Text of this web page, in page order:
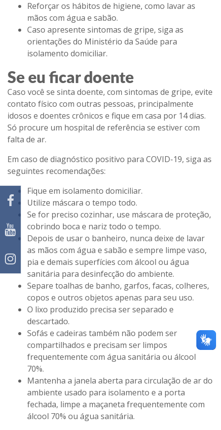
Reforçar os hábitos de higiene, como lavar as
mãos com água e sabão.
Caso apresente sintomas de gripe, siga as
orientações do Ministério da Saúde para
isolamento domiciliar.
Se eu ficar doente
Caso você se sinta doente, com sintomas de gripe, evite
contato físico com outras pessoas, principalmente
idosos e doentes crônicos e fique em casa por 14 dias.
Só procure um hospital de referência se estiver com
falta de ar.
Em caso de diagnóstico positivo para COVID-19, siga as
seguintes recomendações:
Fique em isolamento domiciliar.
Utilize máscara o tempo todo.
Se for preciso cozinhar, use máscara de proteção,
cobrindo boca e nariz todo o tempo.
Depois de usar o banheiro, nunca deixe de lavar
as mãos com água e sabão e sempre limpe vaso,
pia e demais superfícies com álcool ou água
sanitária para desinfecção do ambiente.
Separe toalhas de banho, garfos, facas, colheres,
copos e outros objetos apenas para seu uso.
O lixo produzido precisa ser separado e
descartado.
Sofás e cadeiras também não podem ser
compartilhados e precisam ser limpos
frequentemente com água sanitária ou álcool
70%.
Mantenha a janela aberta para circulação de ar do
ambiente usado para isolamento e a porta
fechada, limpe a maçaneta frequentemente com
álcool 70% ou água sanitária.